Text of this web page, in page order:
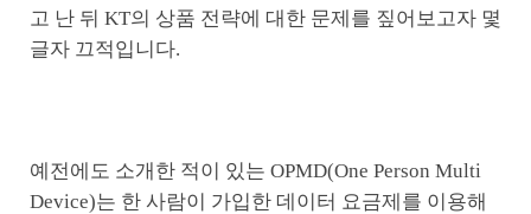
고 난 뒤 KT의 상품 전략에 대한 문제를 짚어보고자 몇
글자 끄적입니다.
예전에도 소개한 적이 있는 OPMD(One Person Multi
Device)는 한 사람이 가입한 데이터 요금제를 이용해